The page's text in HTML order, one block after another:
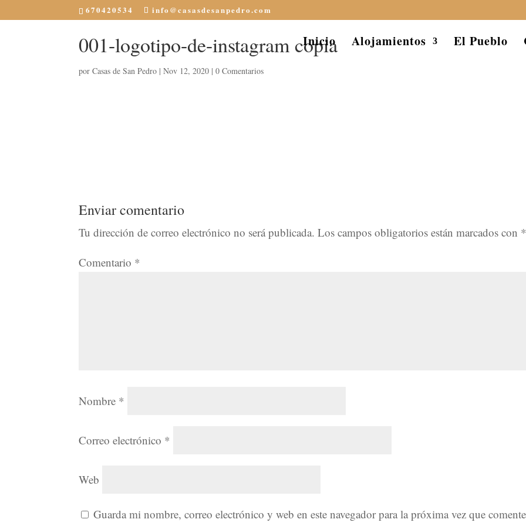
670420534 info@casasdesanpedro.com
Inicio Alojamientos El Pueblo
001-logotipo-de-instagram copia
porCasas de San Pedro |Nov 12, 2020 |0 Comentarios
Enviar comentario
Tu dirección de correo electrónico no será publicada. Los campos obligatorios están marcados con
Comentario *
Nombre *
Correo electrónico *
Web
Guarda mi nombre, correo electrónico y web en este navegador para la próxima vez que